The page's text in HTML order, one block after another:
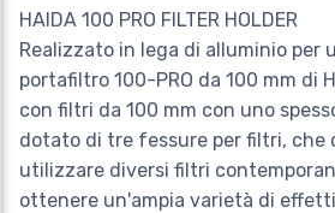
HAIDA 100 PRO FILTER HOLDER
Realizzato in lega di alluminio per
portafiltro 100-PRO da 100 mm di
con filtri da 100 mm con uno
dotato di tre fessure per filtri, che
utilizzare diversi filtri
ottenere un'ampia varietà di